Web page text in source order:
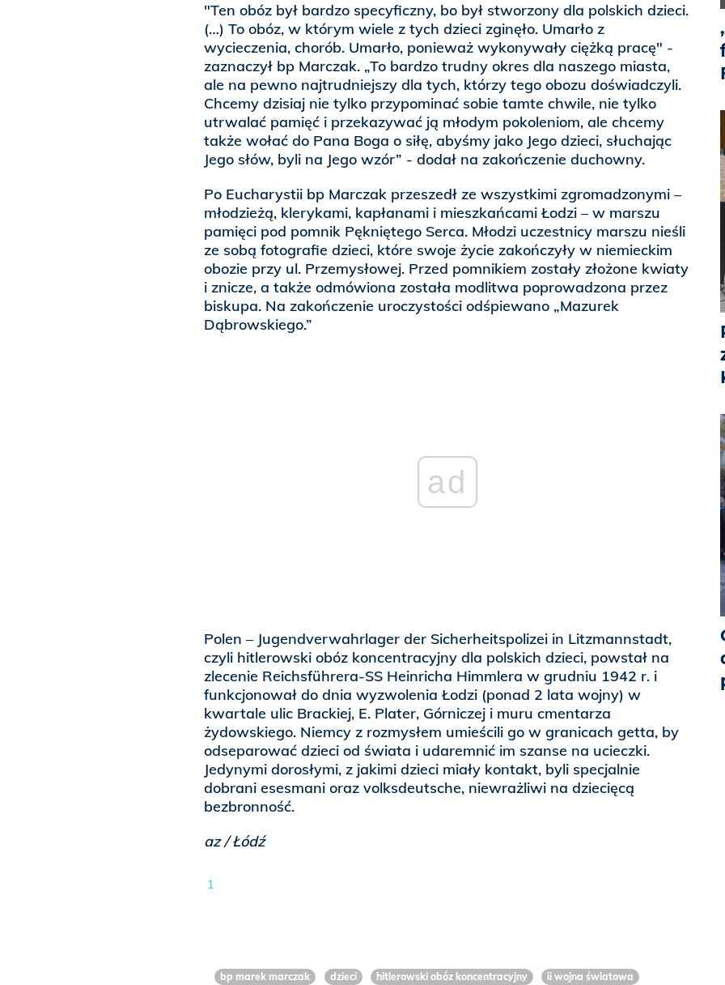
"Ten obóz był bardzo specyficzny, bo był stworzony dla polskich dzieci.
(…) To obóz, w którym wiele z tych dzieci zginęło. Umarło z
wycieczenia, chorób. Umarło, ponieważ wykonywały ciężką pracę" -
zaznaczył bp Marczak. „To bardzo trudny okres dla naszego miasta,
ale na pewno najtrudniejszy dla tych, którzy tego obozu doświadczyli.
Chcemy dzisiaj nie tylko przypominać sobie tamte chwile, nie tylko
utrwalać pamięć i przekazywać ją młodym pokoleniom, ale chcemy
także wołać do Pana Boga o siłę, abyśmy jako Jego dzieci, słuchając
Jego słów, byli na Jego wzór” - dodał na zakończenie duchowny.
Po Eucharystii bp Marczak przeszedł ze wszystkimi zgromadzonymi –
młodzieżą, klerykami, kapłanami i mieszkańcami Łodzi – w marszu
pamięci pod pomnik Pękniętego Serca. Młodzi uczestnicy marszu nieśli
ze sobą fotografie dzieci, które swoje życie zakończyły w niemieckim
obozie przy ul. Przemysłowej. Przed pomnikiem zostały złożone kwiaty
i znicze, a także odmówiona została modlitwa poprowadzona przez
biskupa. Na zakończenie uroczystości odśpiewano „Mazurek
Dąbrowskiego.”
ad
Polen – Jugendverwahrlager der Sicherheitspolizei in Litzmannstadt,
czyli hitlerowski obóz koncentracyjny dla polskich dzieci, powstał na
zlecenie Reichsführera-SS Heinricha Himmlera w grudniu 1942 r. i
funkcjonował do dnia wyzwolenia Łodzi (ponad 2 lata wojny) w
kwartale ulic Brackiej, E. Plater, Górniczej i muru cmentarza
żydowskiego. Niemcy z rozmysłem umieścili go w granicach getta, by
odseparować dzieci od świata i udaremnić im szanse na ucieczki.
Jedynymi dorosłymi, z jakimi dzieci miały kontakt, byli specjalnie
dobrani esesmani oraz volksdeutsche, niewrażliwi na dziecięcą
bezbronność.
az / Łódź
1
bp marek marczak dzieci hitlerowski obóz koncentracyjny ii wojna światowa